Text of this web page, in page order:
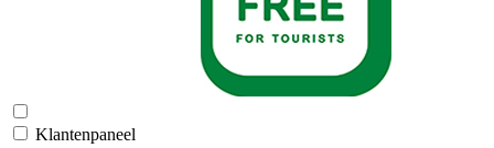
Klantenpaneel